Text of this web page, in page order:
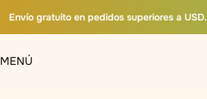
Envío gratuito en pedidos superiores a USD.
MENÚ